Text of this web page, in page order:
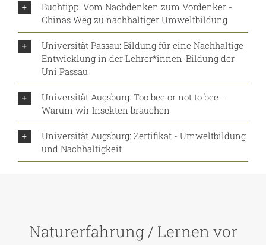
Buchtipp: Vom Nachdenken zum Vordenker -
Chinas Weg zu nachhaltiger Umweltbildung
Universität Passau: Bildung für eine Nachhaltige
Entwicklung in der Lehrer*innen-Bildung der
Uni Passau
Universität Augsburg: Too bee or not to bee -
Warum wir Insekten brauchen
Universität Augsburg: Zertifikat - Umweltbildung
und Nachhaltigkeit
Naturerfahrung / Lernen vor